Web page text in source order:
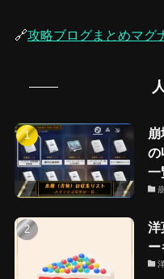
🔗攻略ブログまとめマグ
の
一
洋
ー